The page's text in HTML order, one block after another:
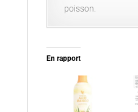
poisson.
En rapport